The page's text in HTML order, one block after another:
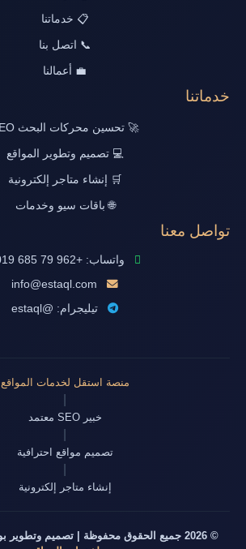
📋 خدماتنا
📞 اتصل بنا
💼 أعمالنا
خدماتنا
🚀 تحسين محركات البحث SEO
💻 تصميم وتطوير المواقع
🛒 إنشاء متاجر إلكترونية
🌐 باقات سيو وخدمات
تواصل معنا
واتساب: +962 79 685 8019
info@estaql.com
تيليجرام: @estaql
منصة استقل لخدمات المواقع
خبير SEO معتمد
تصميم مواقع احترافية
إنشاء متاجر إلكترونية
© 2026 جميع الحقوق محفوظة | تصميم وتطوير بواسطة